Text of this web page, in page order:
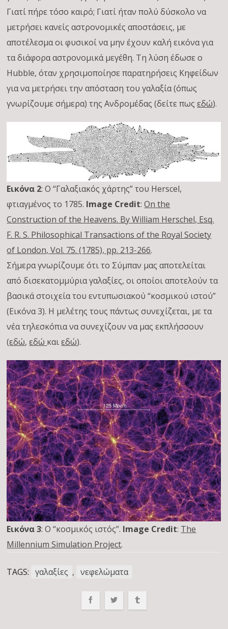
Γιατί πήρε τόσο καιρό; Γιατί ήταν πολύ δύσκολο να
μετρήσει κανείς αστρονομικές αποστάσεις, με
αποτέλεσμα οι φυσικοί να μην έχουν καλή εικόνα για
τα διάφορα αστρονομικά μεγέθη. Τη λύση έδωσε ο
Hubble, όταν χρησιμοποίησε παρατηρήσεις Κηφείδων
για να μετρήσει την απόσταση του γαλαξία (όπως
γνωρίζουμε σήμερα) της Ανδρομέδας (δείτε πωςεδώ).
Εικόνα 2: Ο “Γαλαξιακός χάρτης” του Herscel,
φτιαγμένος το 1785. Image Credit:On the
Construction of the Heavens. By William Herschel, Esq.
F. R. S. Philosophical Transactions of the Royal Society
of London, Vol. 75. (1785), pp. 213-266.
Σήμερα γνωρίζουμε ότι το Σύμπαν μας αποτελείται
από δισεκατομμύρια γαλαξίες, οι οποίοι αποτελούν τα
βασικά στοιχεία του εντυπωσιακού “κοσμικού ιστού”
(Εικόνα 3). Η μελέτης τους πάντως συνεχίζεται, με τα
νέα τηλεσκόπια να συνεχίζουν να μας εκπλήσσουν
(εδώ,εδώ καιεδώ).
Εικόνα 3: Ο “κοσμικός ιστός”. Image Credit: The
Millennium Simulation Project.
TAGS: γαλαξίες , νεφελώματα